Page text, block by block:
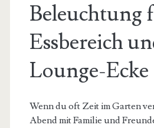
Beleuchtung
Essbereich
Lounge-Ecke
Wenn du oft Zeit im Garten
Abend mit Familie und